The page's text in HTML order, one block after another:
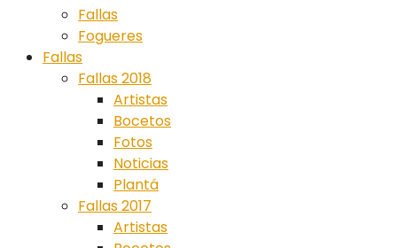
Fallas
Fogueres
Fallas
Fallas 2018
Artistas
Bocetos
Fotos
Noticias
Plantá
Fallas 2017
Artistas